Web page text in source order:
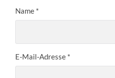
Name *
E-Mail-Adresse *